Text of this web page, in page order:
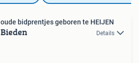
oude bidprentjes geboren te HEIJEN
Bieden Details